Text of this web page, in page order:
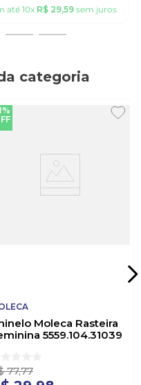
até 10x R$ 29,59 sem juros
categoria
Moleca Rasteira
5559.104.31039
77,77